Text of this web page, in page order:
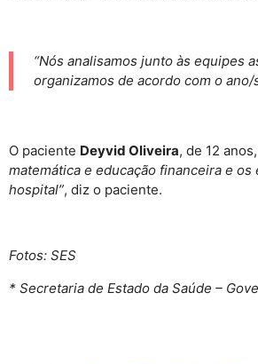
“Nós analisamos junto às equipes
organizamos de acordo com o
O paciente Deyvid Oliveira, de 12
matemática e educação financeira e
hospital”, diz o paciente.
Fotos: SES
* Secretaria de Estado da Saúde –